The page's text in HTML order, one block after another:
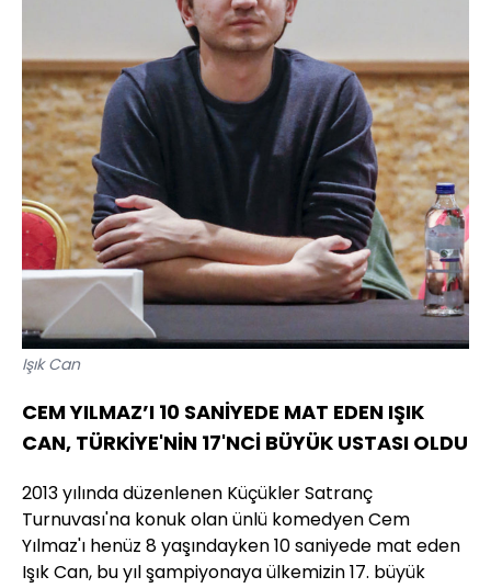
Işık Can
CEM YILMAZ’I 10 SANİYEDE MAT EDEN IŞIK
CAN, TÜRKİYE'NİN 17'NCİ BÜYÜK USTASI OLDU
2013 yılında düzenlenen Küçükler Satranç
Turnuvası'na konuk olan ünlü komedyen Cem
Yılmaz'ı henüz 8 yaşındayken 10 saniyede mat eden
Işık Can, bu yıl şampiyonaya ülkemizin 17. büyük